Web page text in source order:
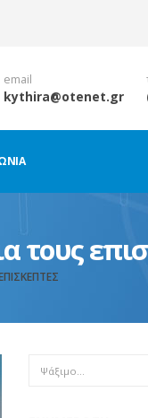
email
kythira@otenet.gr
τους